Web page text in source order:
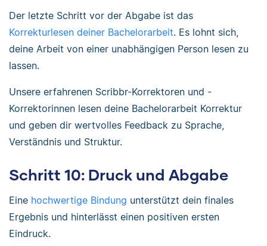
Der letzte Schritt vor der Abgabe ist das
Korrekturlesen deiner Bachelorarbeit. Es lohnt sich,
deine Arbeit von einer unabhängigen Person lesen zu
lassen.
Unsere erfahrenen Scribbr-Korrektoren und -
Korrektorinnen lesen deine Bachelorarbeit Korrektur
und geben dir wertvolles Feedback zu Sprache,
Verständnis und Struktur.
Schritt 10: Druck und Abgabe
Eine hochwertige Bindung unterstützt dein finales
Ergebnis und hinterlässt einen positiven ersten
Eindruck.